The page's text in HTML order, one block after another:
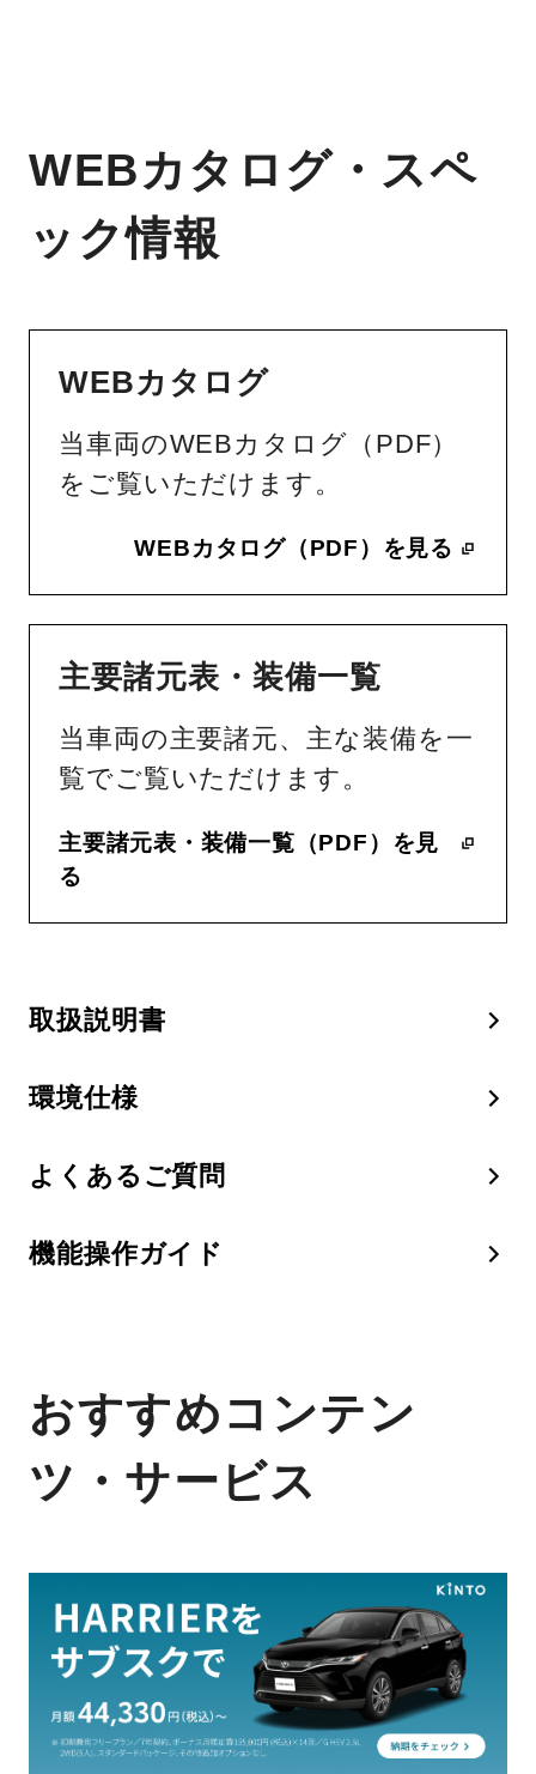
WEBカタログ・スペ
ック情報
WEBカタログ
当車両のWEBカタログ（PDF）
をご覧いただけます。
WEBカタログ（PDF）を見る
主要諸元表・装備一覧
当車両の主要諸元、主な装備を一
覧でご覧いただけます。
主要諸元表・装備一覧（PDF）を見
る
取扱説明書
環境仕様
よくあるご質問
機能操作ガイド
おすすめコンテン
ツ・サービス